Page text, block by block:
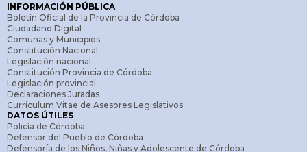
INFORMACIÓN PÚBLICA
Boletín Oficial de la Provincia de Córdoba
Ciudadano Digital
Comunas y Municipios
Constitución Nacional
Legislación nacional
Constitución Provincia de Córdoba
Legislación provincial
Declaraciones Juradas
Curriculum Vitae de Asesores Legislativos
DATOS ÚTILES
Policía de Córdoba
Defensor del Pueblo de Córdoba
Defensoría de los Niños, Niñas y Adolescente de Córdoba